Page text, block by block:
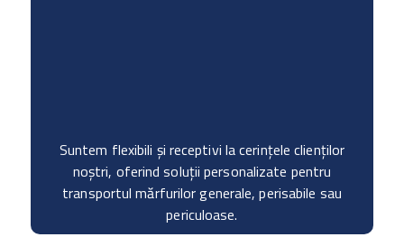
Suntem flexibili și receptivi la cerințele clienților
noștri, oferind soluții personalizate pentru
transportul mărfurilor generale, perisabile sau
periculoase.